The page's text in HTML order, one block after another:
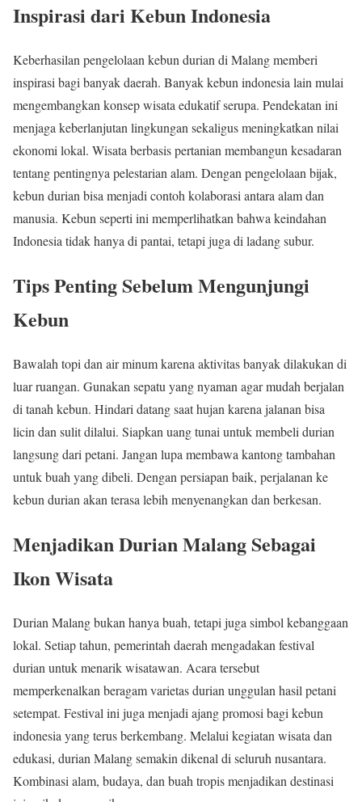
Inspirasi dari Kebun Indonesia
Keberhasilan pengelolaan kebun durian di Malang memberi
inspirasi bagi banyak daerah. Banyak kebun indonesia lain mulai
mengembangkan konsep wisata edukatif serupa. Pendekatan ini
menjaga keberlanjutan lingkungan sekaligus meningkatkan nilai
ekonomi lokal. Wisata berbasis pertanian membangun kesadaran
tentang pentingnya pelestarian alam. Dengan pengelolaan bijak,
kebun durian bisa menjadi contoh kolaborasi antara alam dan
manusia. Kebun seperti ini memperlihatkan bahwa keindahan
Indonesia tidak hanya di pantai, tetapi juga di ladang subur.
Tips Penting Sebelum Mengunjungi
Kebun
Bawalah topi dan air minum karena aktivitas banyak dilakukan di
luar ruangan. Gunakan sepatu yang nyaman agar mudah berjalan
di tanah kebun. Hindari datang saat hujan karena jalanan bisa
licin dan sulit dilalui. Siapkan uang tunai untuk membeli durian
langsung dari petani. Jangan lupa membawa kantong tambahan
untuk buah yang dibeli. Dengan persiapan baik, perjalanan ke
kebun durian akan terasa lebih menyenangkan dan berkesan.
Menjadikan Durian Malang Sebagai
Ikon Wisata
Durian Malang bukan hanya buah, tetapi juga simbol kebanggaan
lokal. Setiap tahun, pemerintah daerah mengadakan festival
durian untuk menarik wisatawan. Acara tersebut
memperkenalkan beragam varietas durian unggulan hasil petani
setempat. Festival ini juga menjadi ajang promosi bagi kebun
indonesia yang terus berkembang. Melalui kegiatan wisata dan
edukasi, durian Malang semakin dikenal di seluruh nusantara.
Kombinasi alam, budaya, dan buah tropis menjadikan destinasi